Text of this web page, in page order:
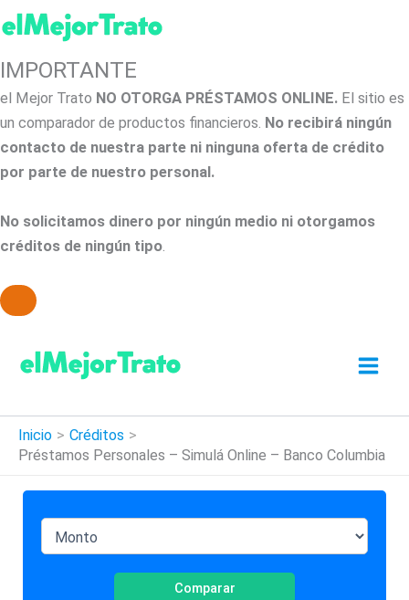
IMPORTANTE
el Mejor Trato NO OTORGA PRÉSTAMOS ONLINE. El sitio es
un comparador de productos financieros. No recibirá ningún
contacto de nuestra parte ni ninguna oferta de crédito
por parte de nuestro personal.
No solicitamos dinero por ningún medio ni otorgamos
créditos de ningún tipo.
contenido
Inicio
Créditos
Préstamos Personales – Simulá Online – Banco Columbia
Comparar